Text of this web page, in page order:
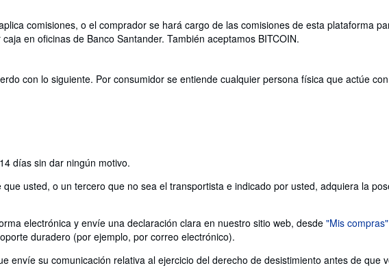
comisiones, o el comprador se hará cargo de las comisiones de esta plataforma
en oficinas de Banco Santander. También aceptamos BITCOIN.
con lo siguiente. Por consumidor se entiende cualquier persona física que actúe
días sin dar ningún motivo.
usted, o un tercero que no sea el transportista e indicado por usted, adquiera la
electrónica y envíe una declaración clara en nuestro sitio web, desde "Mis
duradero (por ejemplo, por correo electrónico).
envíe su comunicación relativa al ejercicio del derecho de desistimiento antes de que